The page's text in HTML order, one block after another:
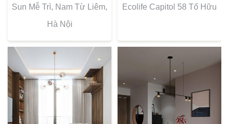
Sun Mễ Trì, Nam Từ Liêm,
Hà Nội
Ecolife Capitol 58 Tố Hữu